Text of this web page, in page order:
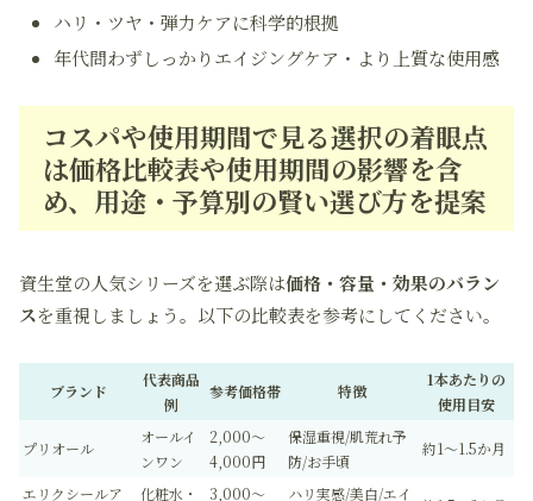
ハリ・ツヤ・弾力ケアに科学的根拠
年代問わずしっかりエイジングケア・より上質な使用感
コスパや使用期間で見る選択の着眼点
は価格比較表や使用期間の影響を含
め、用途・予算別の賢い選び方を提案
資生堂の人気シリーズを選ぶ際は価格・容量・効果のバラン
スを重視しましょう。以下の比較表を参考にしてください。
ブランド
代表商品
例
参考価格帯 特徴
1本あたりの
使用目安
プリオール
オールイ
ンワン
2,000～
4,000円
保湿重視/肌荒れ予
防/お手頃
約1～1.5か月
エリクシールア 化粧水・ 3,000～ ハリ実感/美白/エイ